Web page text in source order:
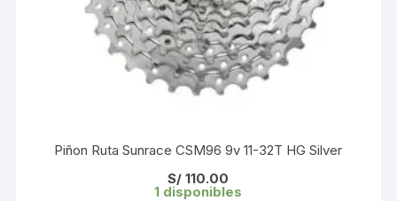
Piñon Ruta Sunrace CSM96 9v 11-32T HG Silver
S/ 110.00
1 disponibles